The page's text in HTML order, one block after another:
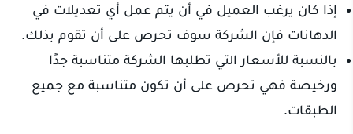
إذا كان يرغب العميل في أن يتم عمل أي تعديلات في
الدهانات فإن الشركة سوف تحرص على أن تقوم بذلك.
بالنسبة للأسعار التي تطلبها الشركة متناسبة جدًا
ورخيصة فهي تحرص على أن تكون متناسبة مع جميع
الطبقات.